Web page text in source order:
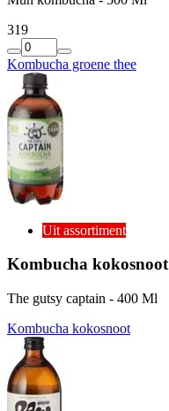
319
Kombucha groene thee
Uit assortiment
Kombucha kokosnoot
The gutsy captain - 400 Ml
Kombucha kokosnoot